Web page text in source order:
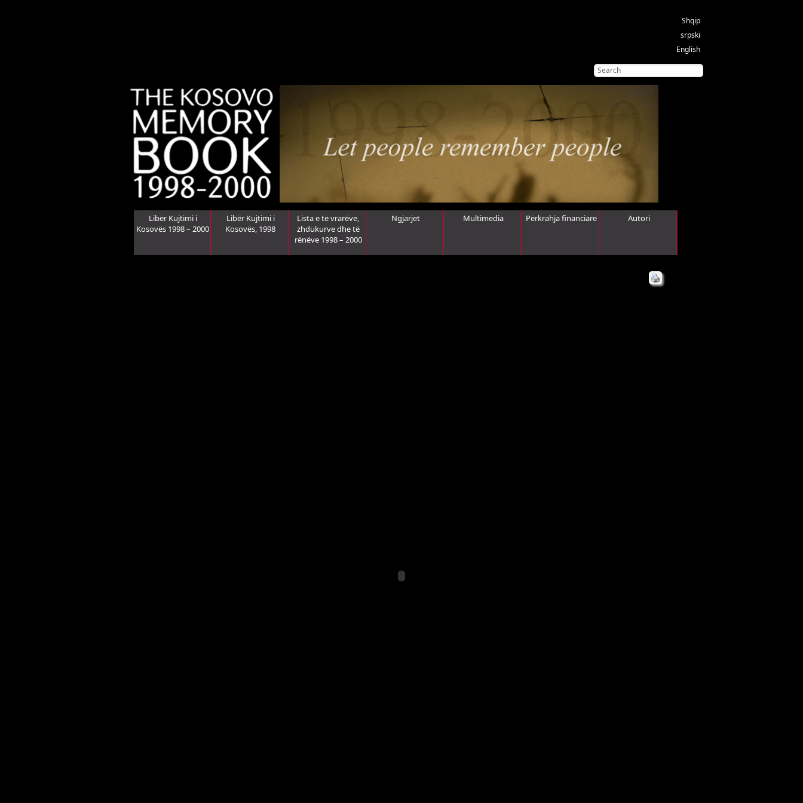
Shqip
srpski
English
Libër Kujtimi i
Kosovës 1998 – 2000
Libër Kujtimi i
Kosovës, 1998
Lista e të vrarëve,
zhdukurve dhe të
rënëve 1998 – 2000
Ngjarjet Multimedia Përkrahja financiare Autori